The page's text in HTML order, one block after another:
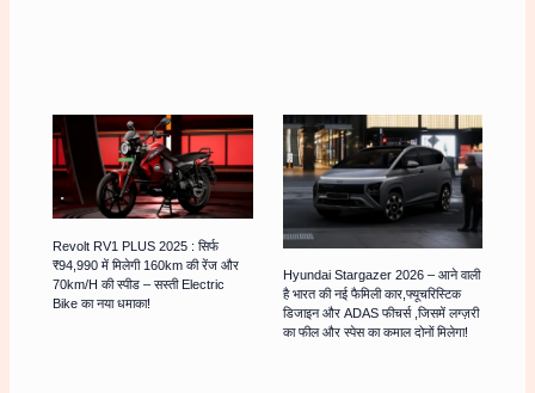
Revolt RV1 PLUS 2025 : सिर्फ
₹94,990 में मिलेगी 160km की रेंज और
70km/h की स्पीड – सस्ती Electric
Bike का नया धमाका!
Hyundai Stargazer 2026 – आने वाली
है भारत की नई फैमिली कार,फ्यूचरिस्टिक
डिजाइन और ADAS फीचर्स ,जिसमें लग्ज़री
का फील और स्पेस का कमाल दोनों मिलेगा!